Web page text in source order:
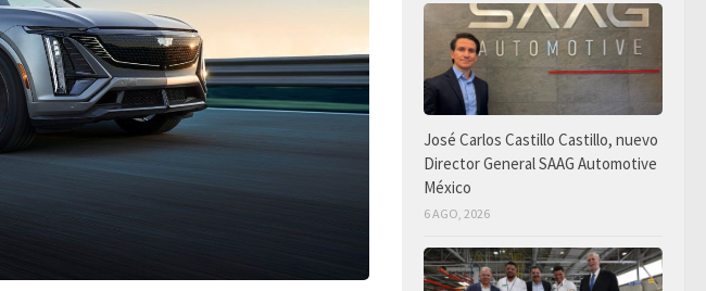
José Carlos Castillo Castillo, nuevo
Director General SAAG Automotive
México
6 AGO, 2026